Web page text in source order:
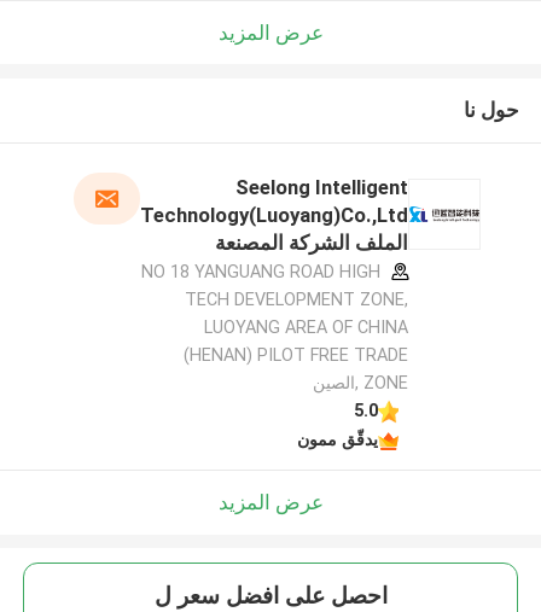
عرض المزيد
حول نا
Seelong Intelligent
Technology(Luoyang)Co.,Ltd
الملف الشركة المصنعة
NO 18 YANGUANG ROAD HIGH
TECH DEVELOPMENT ZONE,
LUOYANG AREA OF CHINA
(HENAN) PILOT FREE TRADE
ZONE ,الصين
5.0
يدقّق ممون
عرض المزيد
احصل على افضل سعر ل